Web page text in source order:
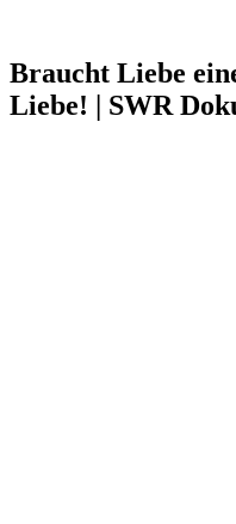
Braucht Liebe
Liebe! | SWR